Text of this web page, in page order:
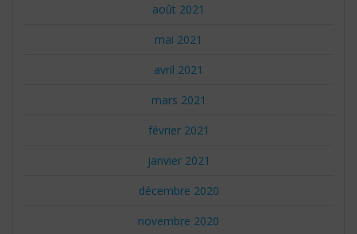
août 2021
mai 2021
avril 2021
mars 2021
février 2021
janvier 2021
décembre 2020
novembre 2020